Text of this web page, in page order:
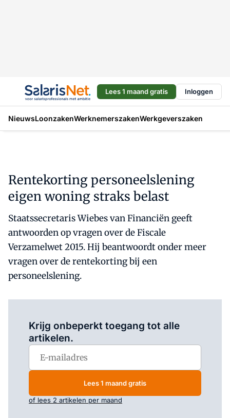
Lees 1 maand gratis Inloggen
NieuwsLoonzakenWerknemerszakenWerkgeverszaken
Rentekorting personeelslening
eigen woning straks belast
Staatssecretaris Wiebes van Financiën geeft
antwoorden op vragen over de Fiscale
Verzamelwet 2015. Hij beantwoordt onder meer
vragen over de rentekorting bij een
personeelslening.
Krijg onbeperkt toegang tot alle
artikelen.
Lees 1 maand gratis
of lees 2 artikelen per maand